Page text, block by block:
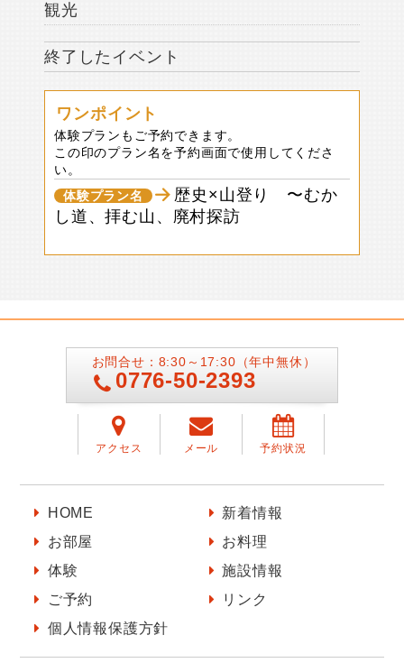
観光
終了したイベント
ワンポイント
体験プランもご予約できます。
この印のプラン名を予約画面で使用してくださ
い。
体験プラン名
歴史×山登り 〜むか
し道、拝む山、廃村探訪
お問合せ：8:30～17:30（年中無休）
0776-50-2393
アクセス メール 予約状況
HOME
新着情報
お部屋
お料理
体験
施設情報
ご予約
リンク
個人情報保護方針